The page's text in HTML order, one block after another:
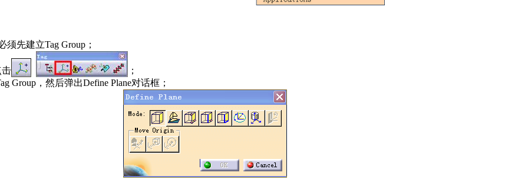
须先建立Tag Group；
击
；
Group，然后弹出Define Plane对话框；